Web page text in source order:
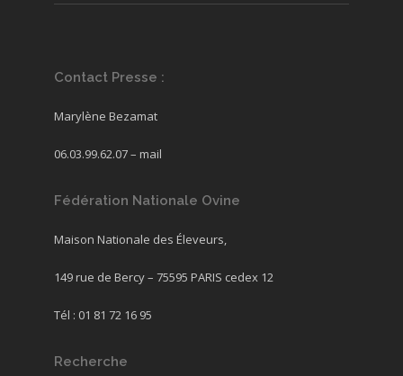
Contact Presse :
Marylène Bezamat
06.03.99.62.07 – mail
Fédération Nationale Ovine
Maison Nationale des Éleveurs,
149 rue de Bercy – 75595 PARIS cedex 12
Tél : 01 81 72 16 95
Recherche